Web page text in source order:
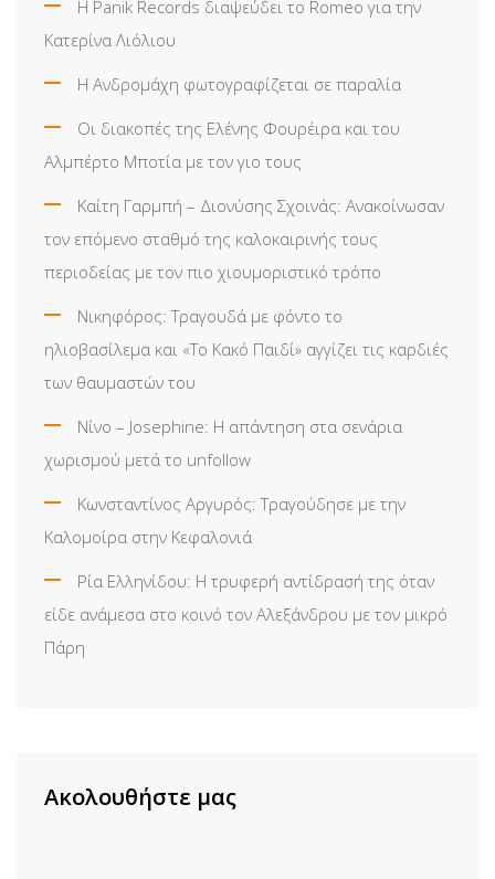
Η Panik Records διαψεύδει το Romeo για την
Κατερίνα Λιόλιου
Η Ανδρομάχη φωτογραφίζεται σε παραλία
Οι διακοπές της Ελένης Φουρέιρα και του
Αλμπέρτο Μποτία με τον γιο τους
Καίτη Γαρμπή – Διονύσης Σχοινάς: Ανακοίνωσαν
τον επόμενο σταθμό της καλοκαιρινής τους
περιοδείας με τον πιο χιουμοριστικό τρόπο
Νικηφόρος: Τραγουδά με φόντο το
ηλιοβασίλεμα και «Το Κακό Παιδί» αγγίζει τις καρδιές
των θαυμαστών του
Νίνο – Josephine: Η απάντηση στα σενάρια
χωρισμού μετά το unfollow
Κωνσταντίνος Αργυρός: Τραγούδησε με την
Καλομοίρα στην Κεφαλονιά
Ρία Ελληνίδου: H τρυφερή αντίδρασή της όταν
είδε ανάμεσα στο κοινό τον Αλεξάνδρου με τον μικρό
Πάρη
Ακολουθήστε μας